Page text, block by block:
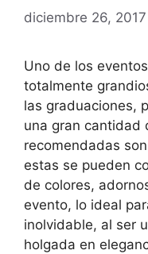
diciembre 26, 2017
Uno de los
totalmente
las graduaciones,
una gran cantidad
recomendadas
estas se pueden
de colores,
evento, lo ideal
inolvidable, al ser
holgada en